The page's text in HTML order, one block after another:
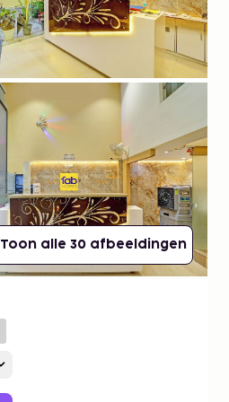
Toon alle 30 afbeeldingen